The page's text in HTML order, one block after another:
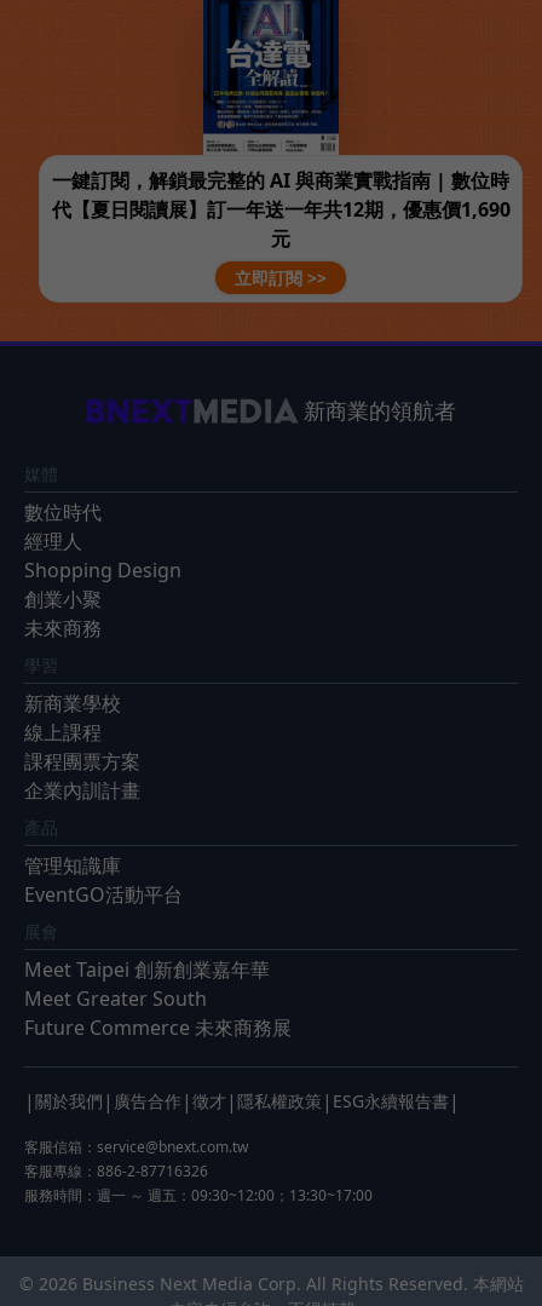
一鍵訂閱，解鎖最完整的 AI 與商業實戰指南 | 數位時
代【夏日閱讀展】訂一年送一年共12期，優惠價1,690
元
立即訂閱 >>
新商業的領航者
媒體
數位時代
經理人
Shopping Design
創業小聚
未來商務
學習
新商業學校
線上課程
課程團票方案
企業內訓計畫
產品
管理知識庫
EventGO活動平台
展會
Meet Taipei 創新創業嘉年華
Meet Greater South
Future Commerce 未來商務展
| 關於我們 | 廣告合作 | 徵才 | 隱私權政策 | ESG永續報告書 |
客服信箱： service@bnext.com.tw
客服專線：886-2-87716326
服務時間：週一 ～ 週五：09:30~12:00；13:30~17:00
© 2026 Business Next Media Corp. All Rights Reserved. 本網站